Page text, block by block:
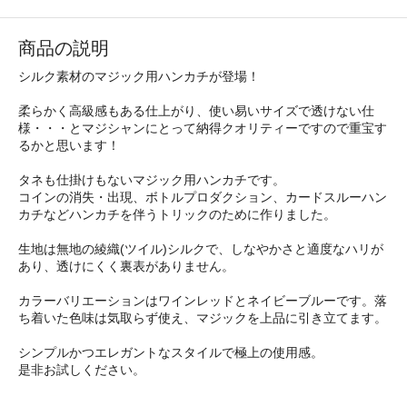
商品の説明
シルク素材のマジック用ハンカチが登場！
柔らかく高級感もある仕上がり、使い易いサイズで透けない仕
様・・・とマジシャンにとって納得クオリティーですので重宝す
るかと思います！
タネも仕掛けもないマジック用ハンカチです。
コインの消失・出現、ボトルプロダクション、カードスルーハン
カチなどハンカチを伴うトリックのために作りました。
生地は無地の綾織(ツイル)シルクで、しなやかさと適度なハリが
あり、透けにくく裏表がありません。
カラーバリエーションはワインレッドとネイビーブルーです。落
ち着いた色味は気取らず使え、マジックを上品に引き立てます。
シンプルかつエレガントなスタイルで極上の使用感。
是非お試しください。